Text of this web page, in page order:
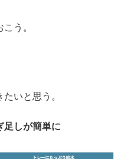
う。
いと思う。
足しが簡単に